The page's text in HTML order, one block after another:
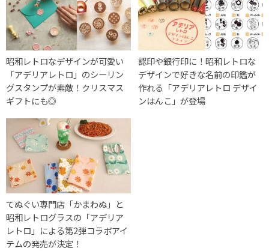
昭和レトロなデザインが可愛い
「アデリアレトロ」のシーリン
グスタンプが素敵！クリスマス
ギフトにも◎
認印や銀行印に！昭和レトロな
デザインで好きな名前の印鑑が
作れる「アデリアレトロ デザイ
ンはんこ」が登場
てぬぐい専門店「かまわぬ」と
昭和レトログラスの「アデリア
レトロ」による第2弾コラボアイ
テムの発売が決定！